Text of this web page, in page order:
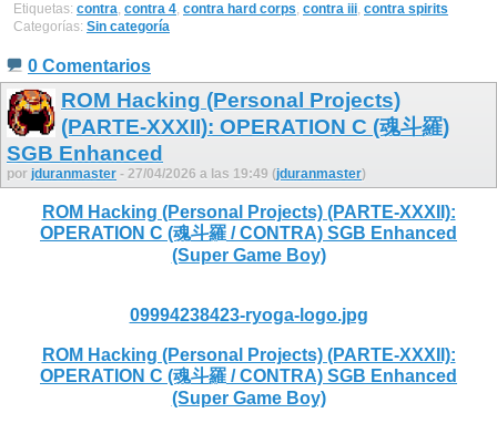
Etiquetas: contra, contra 4, contra hard corps, contra iii, contra spirits
Categorías: Sin categoría
0 Comentarios
ROM Hacking (Personal Projects)
(PARTE-XXXII): OPERATION C (魂斗羅)
SGB Enhanced
por jduranmaster - 27/04/2026 a las 19:49 (jduranmaster)
ROM Hacking (Personal Projects) (PARTE-XXXII):
OPERATION C (魂斗羅 / CONTRA) SGB Enhanced
(Super Game Boy)
09994238423-ryoga-logo.jpg
ROM Hacking (Personal Projects) (PARTE-XXXII):
OPERATION C (魂斗羅 / CONTRA) SGB Enhanced
(Super Game Boy)